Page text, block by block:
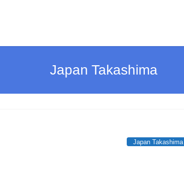
Japan Takashima
Japan Takashima